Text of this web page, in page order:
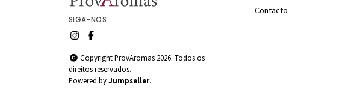
SIGA-NOS
Copyright ProvAromas 2026. Todos os
direitos reservados.
Powered byJumpseller.
Contacto